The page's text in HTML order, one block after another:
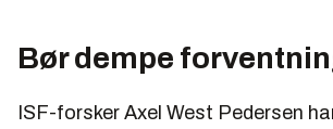
Bør dempe
ISF-forsker Axel West Pedersen